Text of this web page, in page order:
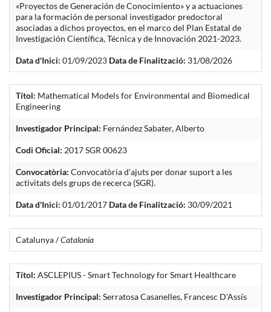
«Proyectos de Generación de Conocimiento» y a actuaciones
para la formación de personal investigador predoctoral
asociadas a dichos proyectos, en el marco del Plan Estatal de
Investigación Científica, Técnica y de Innovación 2021-2023.
Data d'Inici: 01/09/2023 Data de Finalització: 31/08/2026
Títol: Mathematical Models for Environmental and Biomedical
Engineering
Investigador Principal: Fernández Sabater, Alberto
Codi Oficial: 2017 SGR 00623
Convocatòria: Convocatòria d'ajuts per donar suport a les
activitats dels grups de recerca (SGR).
Data d'Inici: 01/01/2017 Data de Finalització: 30/09/2021
Catalunya /Catalonia
Títol: ASCLEPIUS - Smart Technology for Smart Healthcare
Investigador Principal: Serratosa Casanelles, Francesc D'Assís